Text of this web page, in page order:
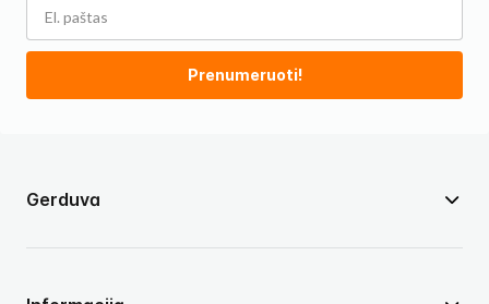
Gerduva
Prenumeruoti!